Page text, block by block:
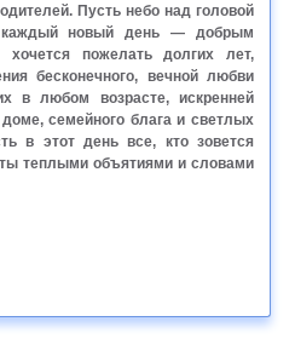
Пусть небо над головой
новый день — добрым
пожелать долгих лет,
бесконечного, вечной любви
в любом возрасте, искренней
семейного блага и светлых
в этот день все, кто зовется
теплыми объятиями и словами